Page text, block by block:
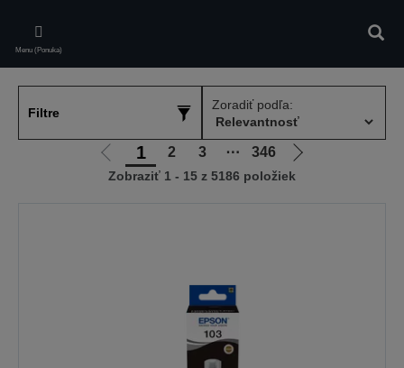
main
content
Menu (Ponuka)
Filtre
Zoradiť podľa:
Ísť
na
1 2 3 ⋯ 346
Ísť
na
Zobraziť 1 - 15 z 5186 položiek